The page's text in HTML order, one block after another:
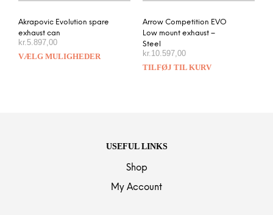
Akrapovic Evolution spare
exhaust can
kr.5.897,00
VÆLG MULIGHEDER
Arrow Competition EVO
Low mount exhaust –
Steel
kr.10.597,00
TILFØJ TIL KURV
USEFUL LINKS
Shop
My Account